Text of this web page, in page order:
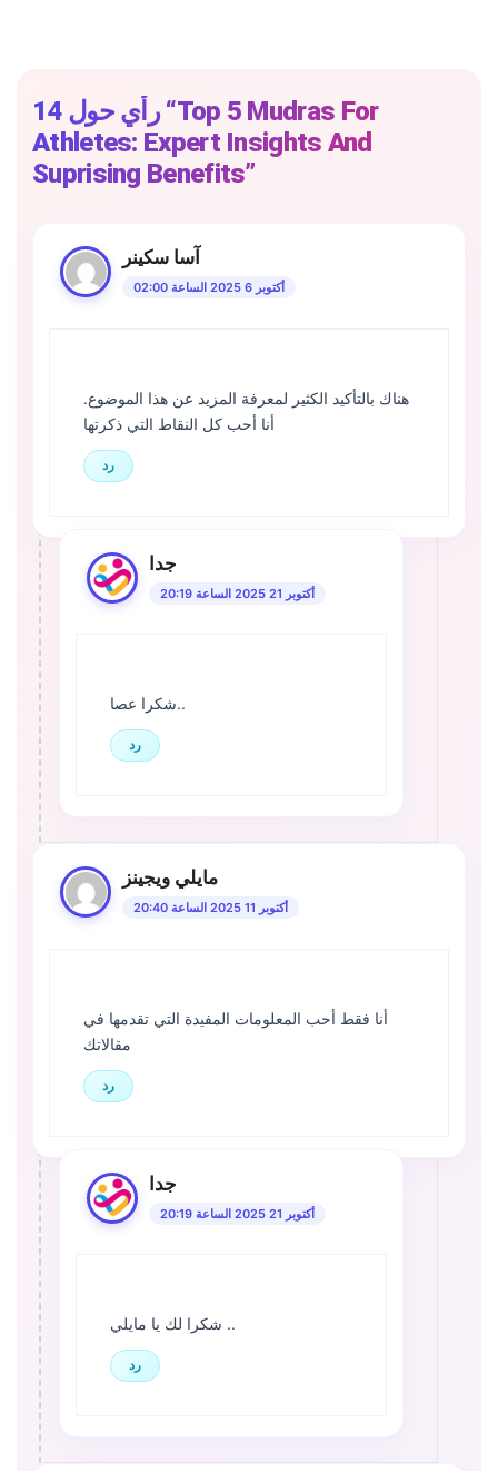
14 رأي حول “Top 5 Mudras For
Athletes: Expert Insights And
Suprising Benefits”
آسا سكينر
أكتوبر 6 2025 الساعة 02:00
هناك بالتأكيد الكثير لمعرفة المزيد عن هذا الموضوع.
أنا أحب كل النقاط التي ذكرتها
رد
جدا
أكتوبر 21 2025 الساعة 20:19
شكرا عصا..
رد
مايلي ويجينز
أكتوبر 11 2025 الساعة 20:40
أنا فقط أحب المعلومات المفيدة التي تقدمها في
مقالاتك
رد
جدا
أكتوبر 21 2025 الساعة 20:19
شكرا لك يا مايلي ..
رد